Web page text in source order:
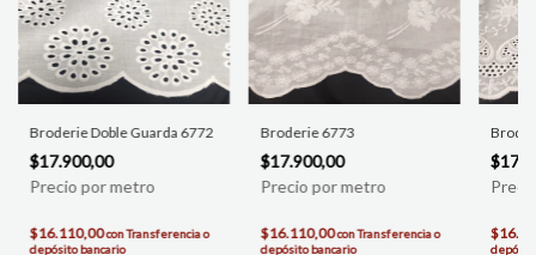
Broderie Doble Guarda 6772
$17.900,00
$16.110,00conTransferencia o
depósito bancario
Broderie 6773
$17.900,00
$16.110,00conTransferencia o
depósito bancario